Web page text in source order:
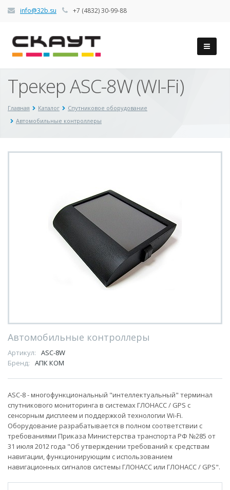
info@32b.su +7 (4832) 30-99-88
Трекер ASC-8W (WI-Fi)
Главная Каталог
Спутниковое оборудование
Автомобильные контроллеры
Автомобильные контроллеры
Артикул:
ASC-8W
Бренд:
АПК КОМ
ASC-8 - многофункциональный "интеллектуальный" терминал
спутникового мониторинга в системах ГЛОНАСС / GPS с
сенсорным дисплеем и поддержкой технологии Wi-Fi.
Оборудование разрабатывается в полном соответствии с
требованиями Приказа Министерства транспорта РФ №285 от
31 июля 2012 года "Об утверждении требований к средствам
навигации, функционирующим с использованием
навигационных сигналов системы ГЛОНАСС или ГЛОНАСС / GPS".